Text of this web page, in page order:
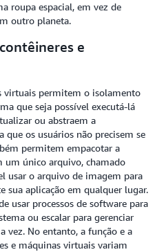
roupa espacial, em vez de
outro planeta.
e
virtuais permitem o isolamento
que seja possível executá-lá
ou abstraem a
que os usuários não precisem se
permitem empacotar a
um único arquivo, chamado
usar o arquivo de imagem para
sua aplicação em qualquer lugar.
usar processos de software para
ou escalar para gerenciar
vez. No entanto, a função e a
e máquinas virtuais variam